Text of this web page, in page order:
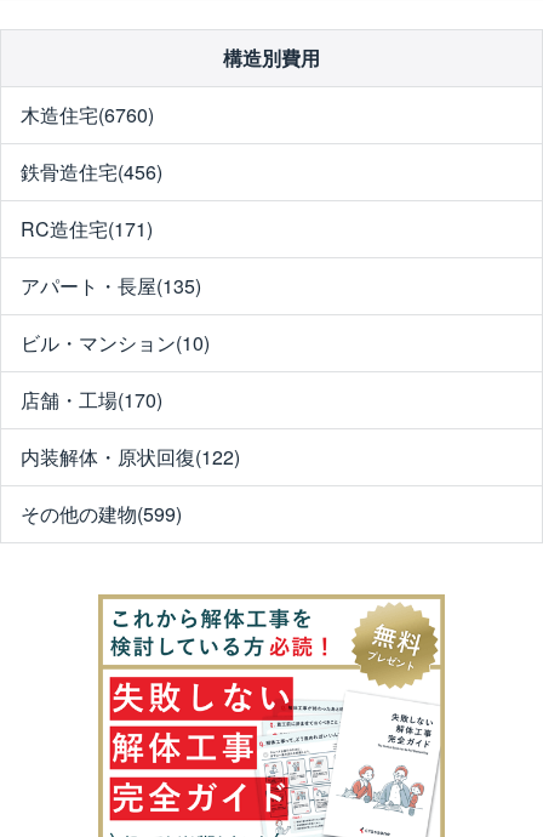
構造別費用
木造住宅(6760)
鉄骨造住宅(456)
RC造住宅(171)
アパート・長屋(135)
ビル・マンション(10)
店舗・工場(170)
内装解体・原状回復(122)
その他の建物(599)